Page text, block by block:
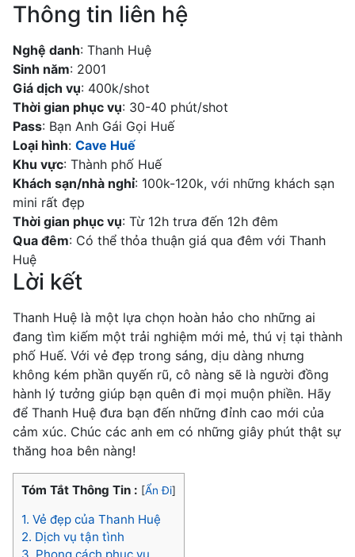
Thông tin liên hệ
Nghệ danh: Thanh Huệ
Sinh năm: 2001
Giá dịch vụ: 400k/shot
Thời gian phục vụ: 30-40 phút/shot
Pass: Bạn Anh Gái Gọi Huế
Loại hình: Cave Huế
Khu vực: Thành phố Huế
Khách sạn/nhà nghỉ: 100k-120k, với những khách sạn
mini rất đẹp
Thời gian phục vụ: Từ 12h trưa đến 12h đêm
Qua đêm: Có thể thỏa thuận giá qua đêm với Thanh
Huệ
Lời kết
Thanh Huệ là một lựa chọn hoàn hảo cho những ai
đang tìm kiếm một trải nghiệm mới mẻ, thú vị tại thành
phố Huế. Với vẻ đẹp trong sáng, dịu dàng nhưng
không kém phần quyến rũ, cô nàng sẽ là người đồng
hành lý tưởng giúp bạn quên đi mọi muộn phiền. Hãy
để Thanh Huệ đưa bạn đến những đỉnh cao mới của
cảm xúc. Chúc các anh em có những giây phút thật sự
thăng hoa bên nàng!
Tóm Tắt Thông Tin : [Ẩn Đi]
1. Vẻ đẹp của Thanh Huệ
2. Dịch vụ tận tình